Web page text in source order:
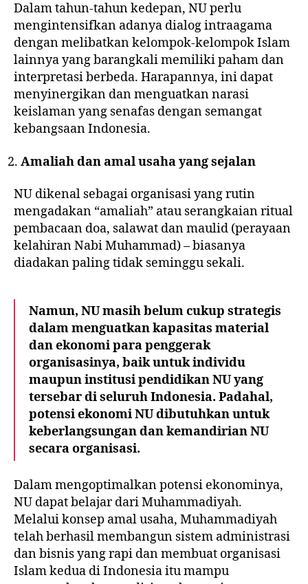
Dalam tahun-tahun kedepan, NU perlu
mengintensifkan adanya dialog intraagama
dengan melibatkan kelompok-kelompok Islam
lainnya yang barangkali memiliki paham dan
interpretasi berbeda. Harapannya, ini dapat
menyinergikan dan menguatkan narasi
keislaman yang senafas dengan semangat
kebangsaan Indonesia.
Amaliah dan amal usaha yang sejalan
NU dikenal sebagai organisasi yang rutin
mengadakan “amaliah” atau serangkaian ritual
pembacaan doa, salawat dan maulid (perayaan
kelahiran Nabi Muhammad) – biasanya
diadakan paling tidak seminggu sekali.
Namun, NU masih belum cukup strategis
dalam menguatkan kapasitas material
dan ekonomi para penggerak
organisasinya, baik untuk individu
maupun institusi pendidikan NU yang
tersebar di seluruh Indonesia. Padahal,
potensi ekonomi NU dibutuhkan untuk
keberlangsungan dan kemandirian NU
secara organisasi.
Dalam mengoptimalkan potensi ekonominya,
NU dapat belajar dari Muhammadiyah.
Melaluikonsep amal usaha, Muhammadiyah
telah berhasil membangun sistem administrasi
dan bisnis yang rapi dan membuat organisasi
Islam kedua di Indonesia itu mampu